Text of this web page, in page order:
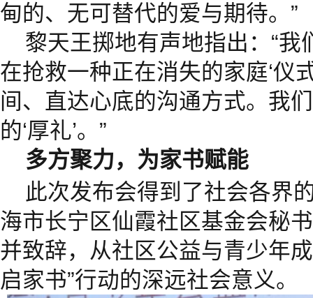
甸的、无可替代的爱与期待。”
黎天王掷地有声地指出：“
在抢救一种正在消失的家庭‘
间、直达心底的沟通方式。我
的‘厚礼’。”
多方聚力，为家书赋能
此次发布会得到了社会各界
海市长宁区仙霞社区基金会秘
并致辞，从社区公益与青少年
启家书”行动的深远社会意义。